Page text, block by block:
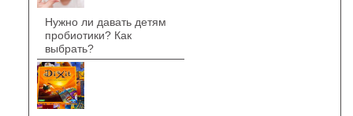
Нужно ли давать детям
пробиотики? Как
выбрать?